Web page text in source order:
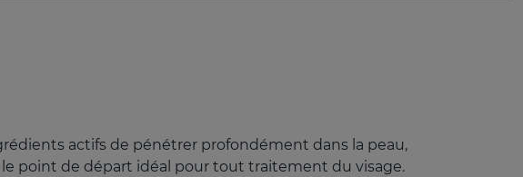
actifs de pénétrer profondément dans la peau,
le point de départ idéal pour tout traitement du visage.